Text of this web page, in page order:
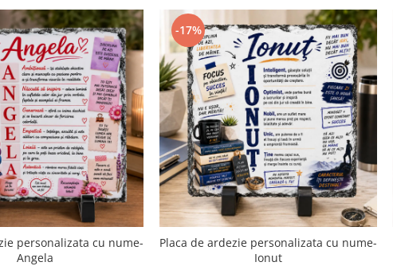
personalizata cu nume-
Angela
-17%
Placa de ardezie personalizata cu nume-
Ionut